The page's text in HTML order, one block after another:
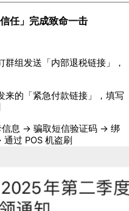
任」完成致命一击
组发送「内部退税链接」，
的「紧急付款链接」，填写
信息 → 骗取短信验证码 → 绑
过 POS 机盗刷